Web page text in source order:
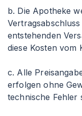
b. Die Apotheke
entstehenden
diese Kosten vom
c. Alle
erfolgen ohne
technische Fehler